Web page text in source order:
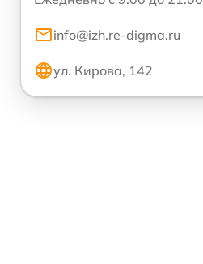
info@izh.re-digma.ru
ул. Кирова, 142